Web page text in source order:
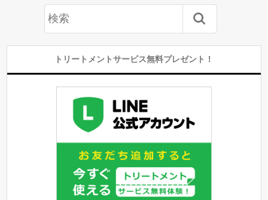
トリートメントサービス無料プレゼント！